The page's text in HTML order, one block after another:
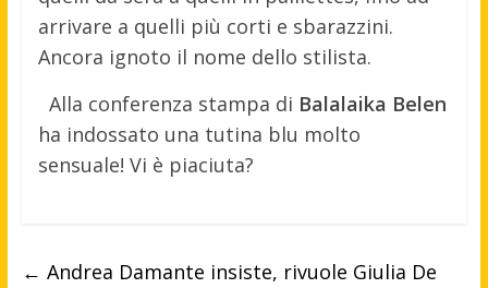
arrivare a quelli più corti e sbarazzini.
Ancora ignoto il nome dello stilista.
Alla conferenza stampa di Balalaika Belen
ha indossato una tutina blu molto
sensuale! Vi è piaciuta?
← Andrea Damante insiste, rivuole Giulia De